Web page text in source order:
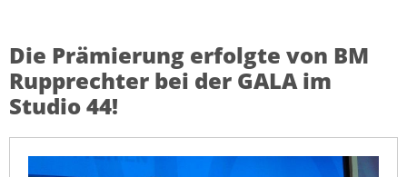
Die Prämierung erfolgte von BM
Rupprechter bei der GALA im
Studio 44!